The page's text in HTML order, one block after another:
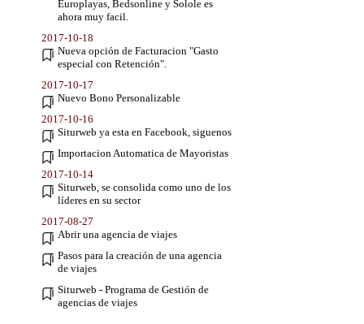
Europlayas, Bedsonline y Solole es
ahora muy facil.
2017-10-18
Nueva opción de Facturacion "Gasto
especial con Retención".
2017-10-17
Nuevo Bono Personalizable
2017-10-16
Siturweb ya esta en Facebook, siguenos
Importacion Automatica de Mayoristas
2017-10-14
Siturweb, se consolida como uno de los
líderes en su sector
2017-08-27
Abrir una agencia de viajes
Pasos para la creación de una agencia
de viajes
Siturweb - Programa de Gestión de
agencias de viajes